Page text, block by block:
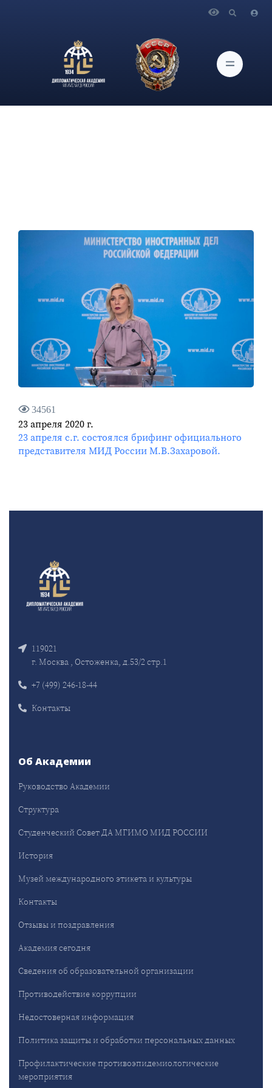
представителя МИД России М.В.Захаровой.
34561
23 апреля 2020 г.
23 апреля с.г. состоялся брифинг официального
представителя МИД России М.В.Захаровой.
119021
г. Москва , Остоженка, д.53/2 стр.1
+7 (499) 246-18-44
Контакты
Об Академии
Руководство Академии
Структура
Студенческий Совет ДА МГИМО МИД РОССИИ
История
Музей международного этикета и культуры
Контакты
Отзывы и поздравления
Академия сегодня
Сведения об образовательной организации
Противодействие коррупции
Недостоверная информация
Политика защиты и обработки персональных данных
Профилактические противоэпидемиологические
мероприятия